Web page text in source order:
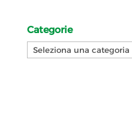
Categorie
Categorie